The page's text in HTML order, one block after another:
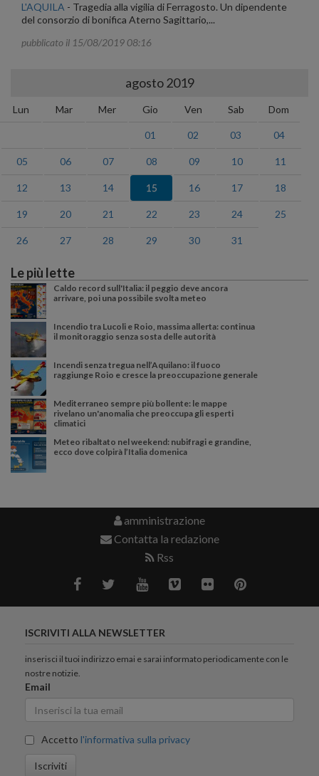
L'AQUILA - Tragedia alla vigilia di Ferragosto. Un dipendente
del consorzio di bonifica Aterno Sagittario,...
pubblicato il 15/08/2019 08:16
agosto 2019
Lun Mar Mer Gio Ven Sab Dom
01 02 03 04
05 06 07 08 09 10 11
12 13 14 15 16 17 18
19 20 21 22 23 24 25
26 27 28 29 30 31
Le più lette
Caldo record sull'Italia: il peggio deve ancora
arrivare, poi una possibile svolta meteo
Incendio tra Lucoli e Roio, massima allerta: continua
il monitoraggio senza sosta delle autorità
Incendi senza tregua nell’Aquilano: il fuoco
raggiunge Roio e cresce la preoccupazione generale
Mediterraneo sempre più bollente: le mappe
rivelano un'anomalia che preoccupa gli esperti
climatici
Meteo ribaltato nel weekend: nubifragi e grandine,
ecco dove colpirà l’Italia domenica
amministrazione
Contatta la redazione
Rss
ISCRIVITI ALLA NEWSLETTER
inserisci il tuoi indirizzo emai e sarai informato periodicamente con le
nostre notizie.
Email
Accetto l'informativa sulla privacy
Iscriviti